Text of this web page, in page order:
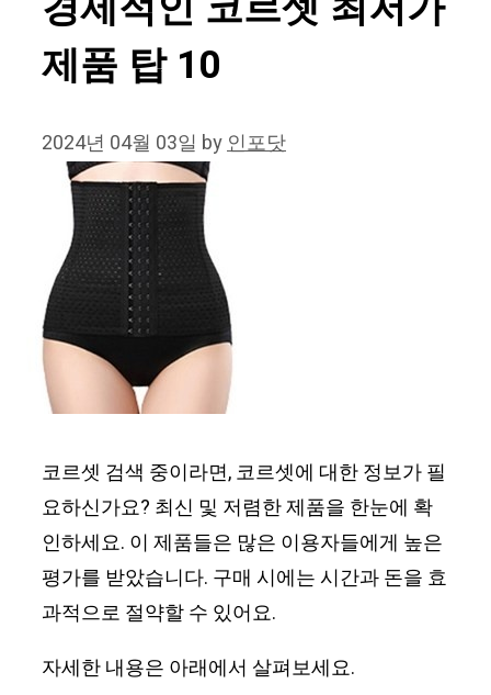
제품 탑 10
2024년 04월 03일 by인포닷
코르셋 검색 중이라면, 코르셋에 대한 정보가 필
요하신가요? 최신 및 저렴한 제품을 한눈에 확
인하세요. 이 제품들은 많은 이용자들에게 높은
평가를 받았습니다. 구매 시에는 시간과 돈을 효
과적으로 절약할 수 있어요.
자세한 내용은 아래에서 살펴보세요.